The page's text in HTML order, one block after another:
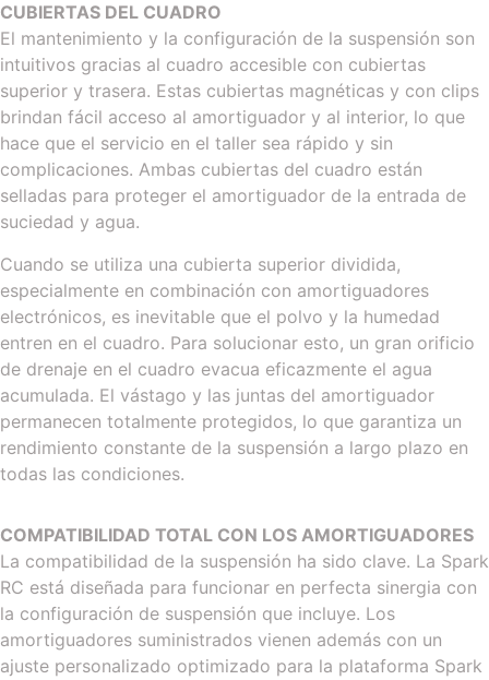
CUBIERTAS DEL CUADRO
El mantenimiento y la configuración de la suspensión son
intuitivos gracias al cuadro accesible con cubiertas
superior y trasera. Estas cubiertas magnéticas y con clips
brindan fácil acceso al amortiguador y al interior, lo que
hace que el servicio en el taller sea rápido y sin
complicaciones. Ambas cubiertas del cuadro están
selladas para proteger el amortiguador de la entrada de
suciedad y agua.
Cuando se utiliza una cubierta superior dividida,
especialmente en combinación con amortiguadores
electrónicos, es inevitable que el polvo y la humedad
entren en el cuadro. Para solucionar esto, un gran orificio
de drenaje en el cuadro evacua eficazmente el agua
acumulada. El vástago y las juntas del amortiguador
permanecen totalmente protegidos, lo que garantiza un
rendimiento constante de la suspensión a largo plazo en
todas las condiciones.
COMPATIBILIDAD TOTAL CON LOS AMORTIGUADORES
La compatibilidad de la suspensión ha sido clave. La Spark
RC está diseñada para funcionar en perfecta sinergia con
la configuración de suspensión que incluye. Los
amortiguadores suministrados vienen además con un
ajuste personalizado optimizado para la plataforma Spark